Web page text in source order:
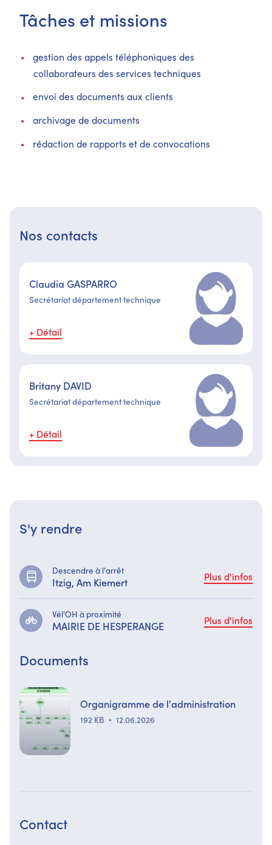
Tâches et missions
gestion des appels téléphoniques des
collaborateurs des services techniques
envoi des documents aux clients
archivage de documents
rédaction de rapports et de convocations
Nos contacts
Claudia GASPARRO
Secrétariat département technique
+ Détail
Britany DAVID
Secrétariat département technique
+ Détail
S'y rendre
Descendre à l'arrêt
Itzig, Am Kiemert Plus d'infos
Vél'OH à proximité
MAIRIE DE HESPERANGE Plus d'infos
Documents
Organigramme de l'administration
192 KB 12.06.2026
Contact